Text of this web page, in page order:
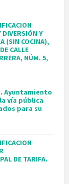
DIVERSIÓN Y
(SIN COCINA),
CALLE
NÚM. 5,
Ayuntamiento
vía pública
para su
DE TARIFA.